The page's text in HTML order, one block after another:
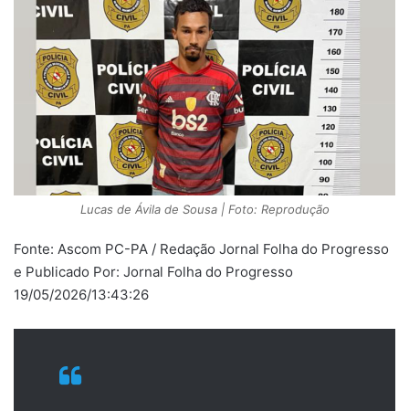
Lucas de Ávila de Sousa | Foto: Reprodução
Fonte: Ascom PC-PA / Redação Jornal Folha do Progresso
e Publicado Por: Jornal Folha do Progresso
19/05/2026/13:43:26